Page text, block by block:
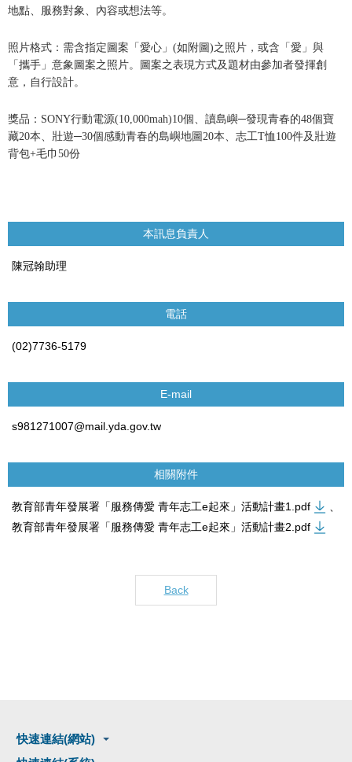
地點、服務對象、內容或想法等。
照片格式：需含指定圖案「愛心」 (如附圖)之照片，或含「愛」與
「攜手」意象圖案之照片。圖案之表現方式及題材由參加者發揮創
意， 自行設計。
獎品： SONY行動電源(10,000mah)10個、讀島嶼─發現青春的48個寶
藏20本、壯遊─30個感動青春的島嶼地圖 20本、志工T恤 100件及壯遊
背包+毛巾 50份
本訊息負責人
陳冠翰助理
電話
(02)7736-5179
E-mail
s981271007@mail.yda.gov.tw
相關附件
教育部青年發展署「服務傳愛 青年志工e起來」活動計畫1.pdf
教育部青年發展署「服務傳愛 青年志工e起來」活動計畫2.pdf
Back
快速連結(網站)